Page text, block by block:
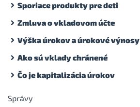
Sporiace produkty pre deti
Zmluva o vkladovom účte
Výška úrokov a úrokové výnosy
Ako sú vklady chránené
Čo je kapitalizácia úrokov
Správy